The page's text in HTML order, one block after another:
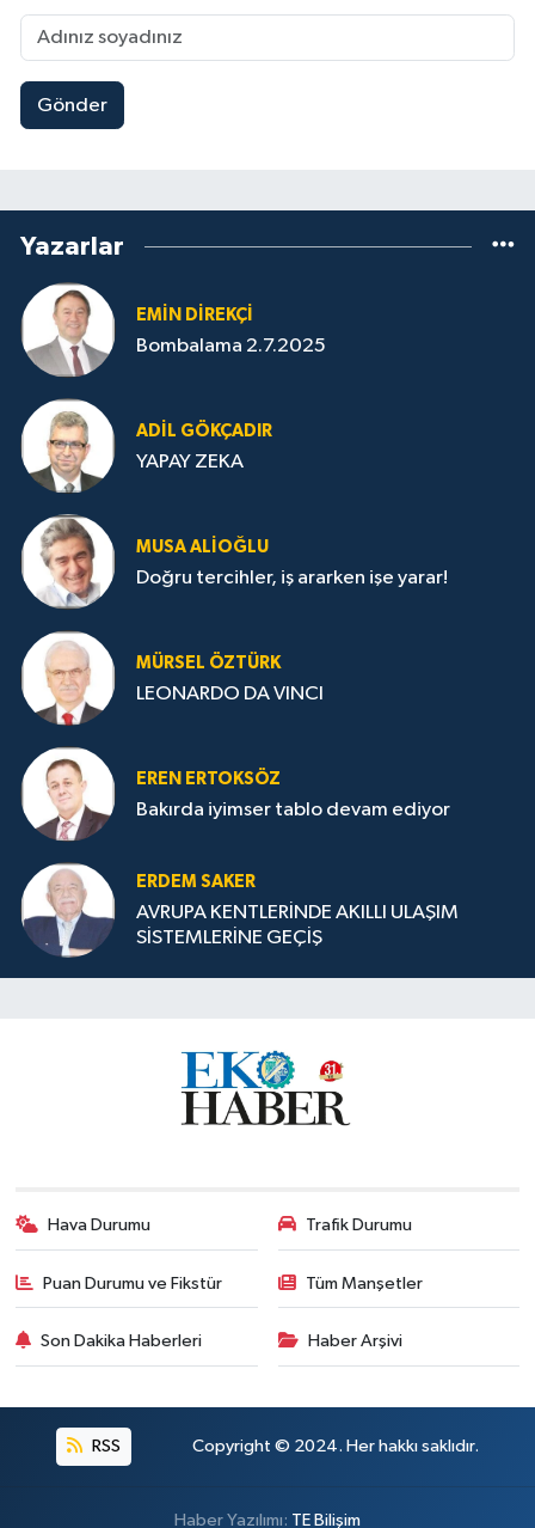
Gönder
Yazarlar
EMIN DIREKÇI
Bombalama 2.7.2025
ADIL GÖKÇADIR
YAPAY ZEKA
MUSA ALIOĞLU
Doğru tercihler, iş ararken işe yarar!
MÜRSEL ÖZTÜRK
LEONARDO DA VINCI
EREN ERTOKSÖZ
Bakırda iyimser tablo devam ediyor
ERDEM SAKER
AVRUPA KENTLERİNDE AKILLI ULAŞIM
SİSTEMLERİNE GEÇİŞ
Hava Durumu Trafik Durumu
Puan Durumu ve Fikstür Tüm Manşetler
Son Dakika Haberleri Haber Arşivi
RSS Copyright © 2024. Her hakkı saklıdır.
Haber Yazılımı: TE Bilişim